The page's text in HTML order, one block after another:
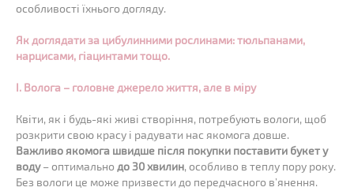
особливості їхнього догляду.
Як доглядати за цибулинними рослинами: тюльпанами,
нарцисами, гіацинтами тощо.
I. Волога – головне джерело життя, але в міру
Квіти, як і будь-які живі створіння, потребують вологи, щоб
розкрити свою красу і радувати нас якомога довше.
Важливо якомога швидше після покупки поставити букет у
воду– оптимально до 30 хвилин, особливо в теплу пору року.
Без вологи це може призвести до передчасного в’янення.